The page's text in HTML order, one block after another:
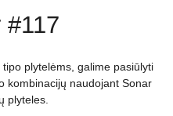
#117
plytelėms, galime pasiūlyti
kombinacijų naudojant Sonar
plyteles.